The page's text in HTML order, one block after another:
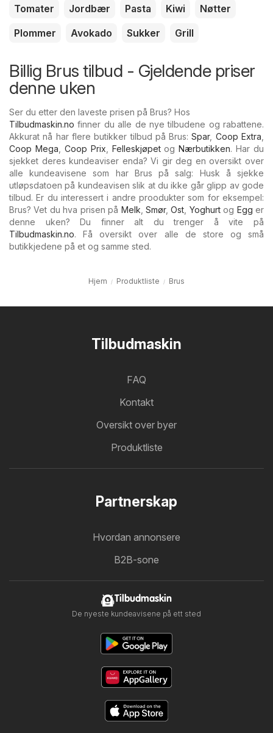
Tomater
Jordbær Pasta Kiwi
Nøtter
Plommer
Avokado Sukker Grill
Billig Brus tilbud - Gjeldende priser
denne uken
Ser du etter den laveste prisen på Brus? Hos
Tilbudmaskin.no finner du alle de nye tilbudene og rabattene.
Akkurat nå har flere butikker tilbud på Brus:Spar, Coop Extra
Coop Mega
Coop Prix FelleskjøpetogNærbutikken. Har du
sjekket deres kundeaviser enda? Vi gir deg en oversikt over
alle kundeavisene som har Brus på salg: Husk å sjekke
utløpsdatoen på kundeavisen slik at du ikke går glipp av gode
tilbud. Er du interessert i andre proodukter som for eksempel:
Brus? Vet du hva prisen på Melk Smør,Ost Yoghurtog Egg er
denne uken? Du finner alt du trenger å vite på
Tilbudmaskin.no. Få oversikt over alle de store og små
butikkjedene på et og samme sted.
Hjem Produktliste Brus
Tilbudmaskin
FAQ
Kontakt
Oversikt over byer
Produktliste
Partnerskap
Hvordan annonsere
B2B-sone
Tilbudmaskin
De nyeste kundeavisene på ett sted